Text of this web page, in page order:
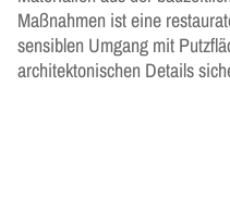
Maßnahmen ist eine
sensiblen Umgang mit
architektonischen Details